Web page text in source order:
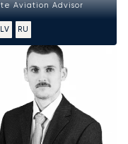
Aviation Advisor
LV RU